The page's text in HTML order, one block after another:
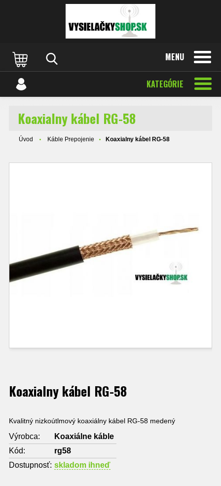
MENU
KATEGÓRIE
Koaxialny kábel RG-58
Úvod Káble Prepojenie Koaxialny kábel RG-58
Koaxialny kábel RG-58
Kvalitný nizkoútlmový koaxiálny kábel RG-58 medený
Výrobca:
Koaxiálne káble
Kód:
rg58
Dostupnosť: skladom ihneď